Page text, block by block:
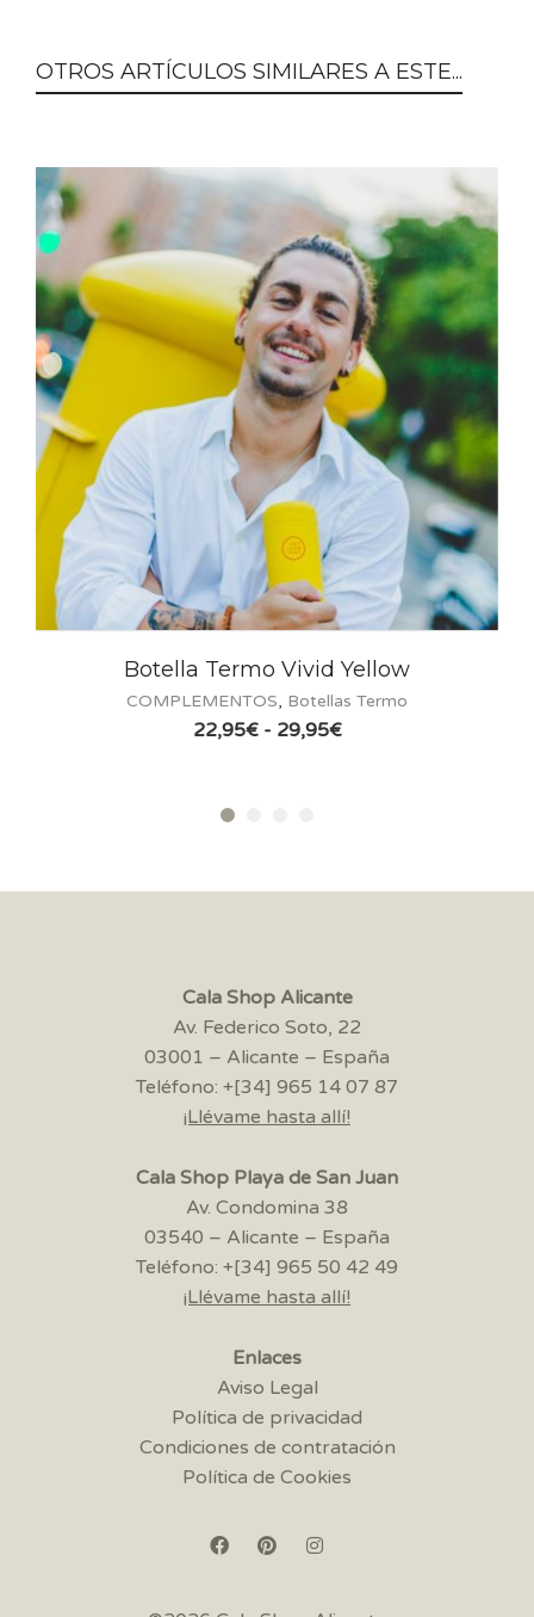
OTROS ARTÍCULOS SIMILARES A ESTE...
Botella Termo Vivid Yellow
COMPLEMENTOS,Botellas Termo
22,95€ - 29,95€Rango
Cala Shop Alicante
Av. Federico Soto, 22
03001 – Alicante – España
Teléfono: +[34] 965 14 07 87
¡Llévame hasta allí!
Cala Shop Playa de San Juan
Av. Condomina 38
03540 – Alicante – España
Teléfono: +[34] 965 50 42 49
¡Llévame hasta allí!
Enlaces
Aviso Legal
Política de privacidad
Condiciones de contratación
Política de Cookies